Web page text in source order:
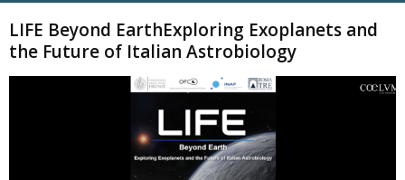
LIFE Beyond EarthExploring Exoplanets and
the Future of Italian Astrobiology